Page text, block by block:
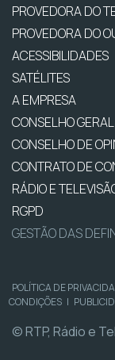
PROVEDORA DO
PROVEDORA DO
ACESSIBILIDADES
SATÉLITES
A EMPRESA
CONSELHO
CONSELHO DE
CONTRATO DE
RÁDIO E
RGPD
GESTÃO DAS
POLÍTICA DE
CONDIÇÕES |
© RTP, Rádio e